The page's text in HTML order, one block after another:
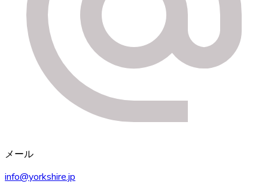
メール
info@yorkshire.jp